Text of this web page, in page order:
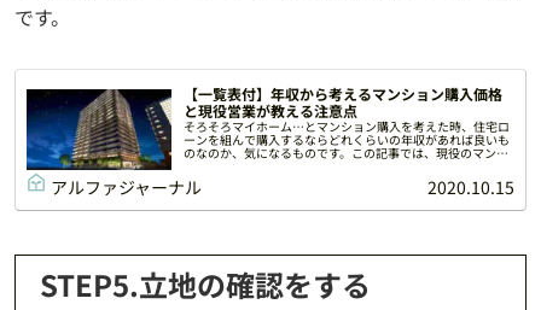
です。
【一覧表付】年収から考えるマンション購入価格
と現役営業が教える注意点
そろそろマイホーム…とマンション購入を考えた時、住宅ロ
ーンを組んで購入するならどれくらいの年収があれば良いも
のなのか、気になるものです。この記事では、現役のマンシ
ョン営業が、マンション購入時の年収の目安と「年収」以外
に知っておくべきマンション購入の注意点について解説しま
す。
アルファジャーナル 2020.10.15
STEP5.立地の確認をする